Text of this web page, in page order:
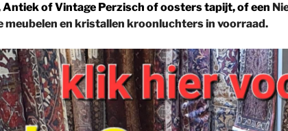
Antiek ofVintage Perzisch of oosters tapijt, of een
meubelen en kristallen kroonluchters in voorraad.